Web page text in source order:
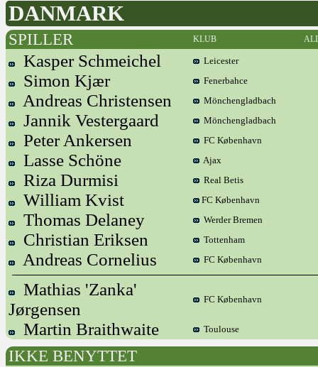
DANMARK
SPILLER KLUB
Kasper Schmeichel Leicester
Simon Kjær Fenerbahce
Andreas Christensen Mönchengladbach
Jannik Vestergaard Mönchengladbach
Peter Ankersen FC København
Lasse Schöne Ajax
Riza Durmisi Real Betis
William Kvist FC København
Thomas Delaney Werder Bremen
Christian Eriksen Tottenham
Andreas Cornelius FC København
Mathias 'Zanka'
Jørgensen
FC København
Martin Braithwaite Toulouse
IKKE BENYTTET